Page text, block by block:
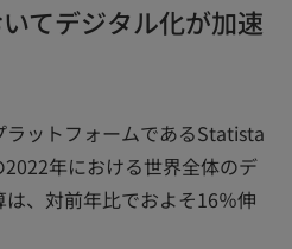
てデジタル化が加速
ットフォームであるStatista
年における世界全体のデ
、対前年比でおよそ16％伸